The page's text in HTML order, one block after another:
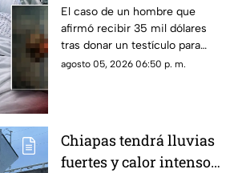
mil dólares por donar
un t3stícul0
El caso de un hombre que
afirmó recibir 35 mil dólares
tras donar un testículo para
investigación científica volvió
agosto 05, 2026 06:50 p. m.
Chiapas tendrá lluvias
fuertes y calor intenso